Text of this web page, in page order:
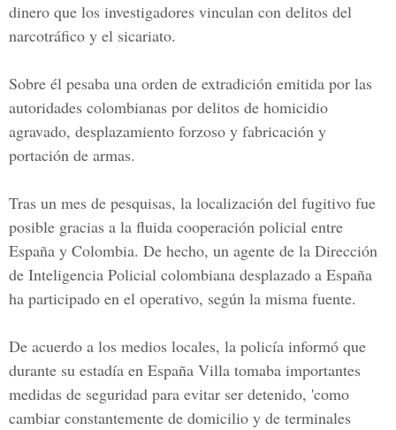
dinero que los investigadores vinculan con delitos del
narcotráfico y el sicariato.
Sobre él pesaba una orden de extradición emitida por las
autoridades colombianas por delitos de homicidio
agravado, desplazamiento forzoso y fabricación y
portación de armas.
Tras un mes de pesquisas, la localización del fugitivo fue
posible gracias a la fluida cooperación policial entre
España y Colombia. De hecho, un agente de la Dirección
de Inteligencia Policial colombiana desplazado a España
ha participado en el operativo, según la misma fuente.
De acuerdo a los medios locales, la policía informó que
durante su estadía en España Villa tomaba importantes
medidas de seguridad para evitar ser detenido, 'como
cambiar constantemente de domicilio y de terminales